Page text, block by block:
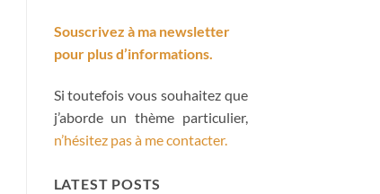
Souscrivez à ma newsletter
pour plus d’informations.
Si toutefois vous souhaitez que
j’aborde un thème particulier,
n’hésitez pas à me contacter.
LATEST POSTS